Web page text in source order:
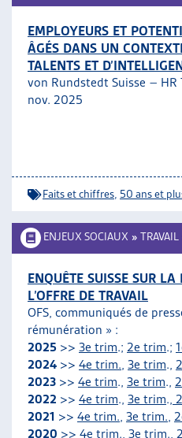
EMPLOYEURS ET
ÂGÉS DANS UN
TALENTS ET
von Rundstedt Suisse – HR
nov. 2025
Faits et chiffres 50 ans et
ENJEUX SOCIAUX » TRAVAIL
ENQUÊTE SUISSE SUR
L’OFFRE DE TRAVAIL
OFS, communiqués de
rémunération » :
2025 >> 3e trim.; 2e trim.;
2024 >> 4e trim., 3e trim.,
2023 >> 4e trim., 3e trim.,
2022 >> 4e trim., 3e trim.,
2021 >> 4e trim., 3e trim.,
2020 >> 4e trim., 3e trim.,